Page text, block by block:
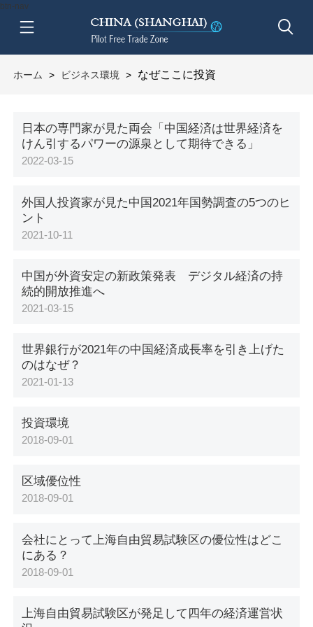
btn-nav
ホーム > ビジネス環境 > なぜここに投資
日本の専門家が見た両会「中国経済は世界経済を
けん引するパワーの源泉として期待できる」
2022-03-15
外国人投資家が見た中国2021年国勢調査の5つのヒ
ント
2021-10-11
中国が外資安定の新政策発表 デジタル経済の持
続的開放推進へ
2021-03-15
世界銀行が2021年の中国経済成長率を引き上げた
のはなぜ？
2021-01-13
投資環境
2018-09-01
​区域優位性
2018-09-01
会社にとって上海自由貿易試験区の優位性はどこ
にある？
2018-09-01
上海自由貿易試験区が発足して四年の経済運営状